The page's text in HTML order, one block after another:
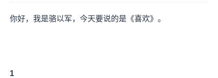
你好，我是骆以军，今天要说的是《喜欢》。
1